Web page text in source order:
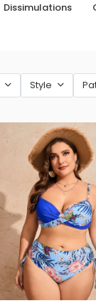
Dissimulations
Style